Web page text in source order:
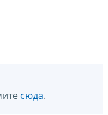
сюда.